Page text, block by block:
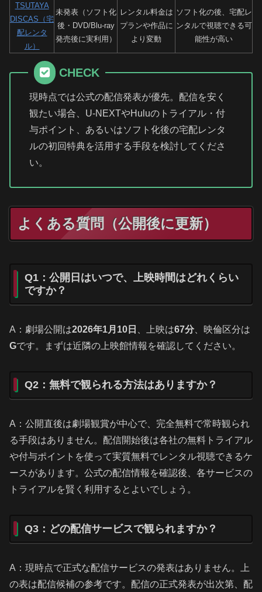
TSUTAYA
DISCAS（宅
配レンタ
ル）
未発表（ソフト化
後・DVD/Blu-ray
発売後に実利用）
レンタル料金は
プランや作品に
より変動
ソフト化の後、宅配レ
ンタルで視聴できる可
能性が高い
CHECK
現時点では公式の配信発表が優先。配信を安く
観たい場合、U-NEXTやHuluのトライアル・付
与ポイント、あるいはソフト化後の宅配レンタ
ルの初回特典を活用する手段を検討してくださ
い。
よくある質問（公開後に更新）
Q1：公開日はいつで、上映時間はどれくらい
ですか？
A：劇場公開は2026年1月10日 、上映は67分、映倫区分は
Gです。まずは近隣の上映館情報を確認してください。
Q2：無料で観られる方法はありますか？
A：公開直後は劇場観賞が中心で、完全無料で常時観られ
る手段はありません。配信開始後は各社の無料トライアル
や付与ポイントを使って実質無料でレンタル視聴できるケ
ースがあります。公式の配信情報を確認後、各サービスの
トライアルを賢く利用するとよいでしょう。
Q3：どの配信サービスで観られますか？
A：現時点で正式な配信サービスの発表はありません。上
の表は配信候補の参考です。配信の正式発表が出次第、配